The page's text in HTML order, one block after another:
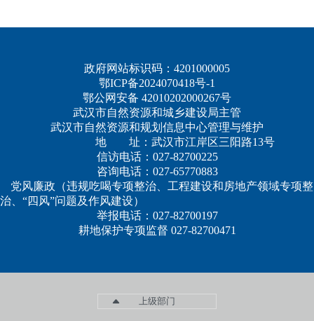
政府网站标识码：4201000005
鄂ICP备2024070418号-1
鄂公网安备 42010202000267号
武汉市自然资源和城乡建设局主管
武汉市自然资源和规划信息中心管理与维护
地 址：武汉市江岸区三阳路13号
信访电话：027-82700225
咨询电话：027-65770883
党风廉政（违规吃喝专项整治、工程建设和房地产领域专项整
治、“四风”问题及作风建设）
举报电话：027-82700197
耕地保护专项监督 027-82700471
上级部门